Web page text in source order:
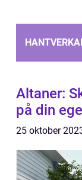
Altaner:
på din
25 oktober